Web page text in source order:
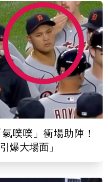
噗噗」衝場助陣！
爆大場面」